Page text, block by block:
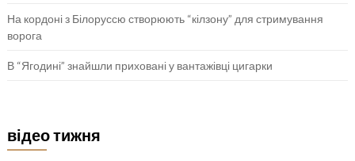
На кордоні з Білоруссю створюють “кілзону” для стримування
ворога
В “Ягодині” знайшли приховані у вантажівці цигарки
відео тижня